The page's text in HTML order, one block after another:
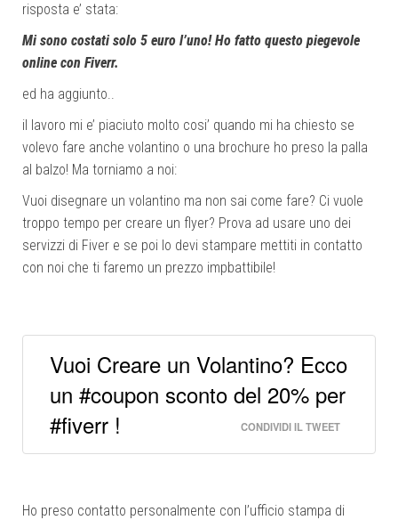
risposta e’ stata:
Mi sono costati solo 5 euro l’uno! Ho fatto questo piegevole
online con Fiverr.
ed ha aggiunto..
il lavoro mi e’ piaciuto molto cosi’ quando mi ha chiesto se
volevo fare anche volantino o una brochure ho preso la palla
al balzo! Ma torniamo a noi:
Vuoi disegnare un volantino ma non sai come fare? Ci vuole
troppo tempo per creare un flyer? Prova ad usare uno dei
servizzi di Fiver e se poi lo devi stampare mettiti in contatto
con noi che ti faremo un prezzo impbattibile!
Vuoi Creare un Volantino? Ecco
un #coupon sconto del 20% per
#fiverr !
CONDIVIDI IL TWEET
Ho preso contatto personalmente con l’ufficio stampa di